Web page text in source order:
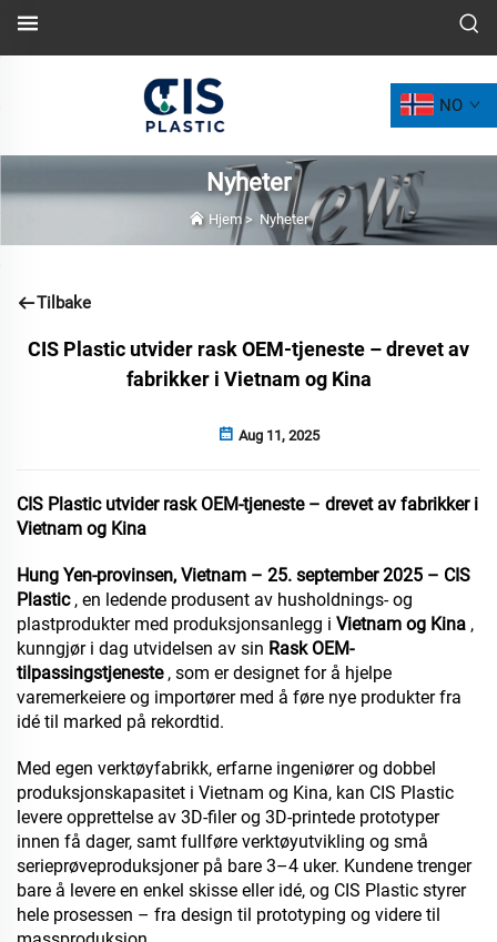
NO
Nyheter
Hjem> Nyheter
Tilbake
CIS Plastic utvider rask OEM-tjeneste – drevet av
fabrikker i Vietnam og Kina
Aug 11, 2025
CIS Plastic utvider rask OEM-tjeneste – drevet av fabrikker i
Vietnam og Kina
Hung Yen-provinsen, Vietnam – 25. september 2025 – CIS
Plastic , en ledende produsent av husholdnings- og
plastprodukter med produksjonsanlegg i Vietnam og Kina ,
kunngjør i dag utvidelsen av sin Rask OEM-
tilpassingstjeneste , som er designet for å hjelpe
varemerkeiere og importører med å føre nye produkter fra
idé til marked på rekordtid.
Med egen verktøyfabrikk, erfarne ingeniører og dobbel
produksjonskapasitet i Vietnam og Kina, kan CIS Plastic
levere opprettelse av 3D-filer og 3D-printede prototyper
innen få dager, samt fullføre verktøyutvikling og små
serieprøveproduksjoner på bare 3–4 uker. Kundene trenger
bare å levere en enkel skisse eller idé, og CIS Plastic styrer
hele prosessen – fra design til prototyping og videre til